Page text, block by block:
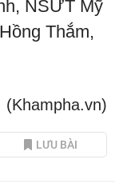
NSƯT Mỹ
Thắm,
(Khampha.vn)
LƯU BÀI